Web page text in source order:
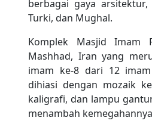
berbagai gaya
Turki, dan Mughal.
Komplek Masjid Imam
Mashhad, Iran yang
imam ke-8 dari 12
dihiasi dengan mozaik
kaligrafi, dan lampu
menambah